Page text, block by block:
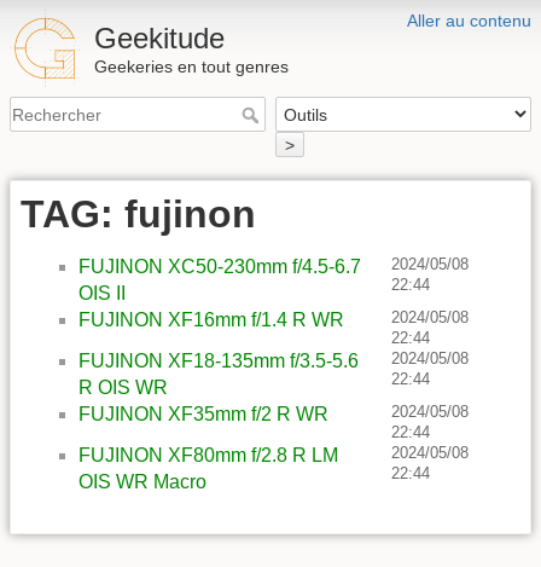
Aller au contenu
Geekitude
Geekeries en tout genres
>
TAG: fujinon
FUJINON XC50-230mm f/4.5-6.7
OIS II
2024/05/08
22:44
FUJINON XF16mm f/1.4 R WR
2024/05/08
22:44
FUJINON XF18-135mm f/3.5-5.6
R OIS WR
2024/05/08
22:44
FUJINON XF35mm f/2 R WR
2024/05/08
22:44
FUJINON XF80mm f/2.8 R LM
OIS WR Macro
2024/05/08
22:44